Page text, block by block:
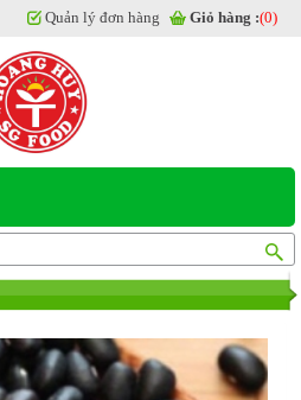
Quản lý đơn hàng Giỏ hàng :(0)